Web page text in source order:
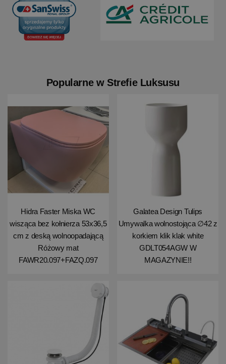
Popularne w Strefie Luksusu
Hidra Faster Miska WC
wisząca bez kołnierza 53x36,5
cm z deską wolnoopadającą
Różowy mat
FAWR20.097+FAZQ.097
Galatea Design Tulips
Umywalka wolnostojąca ∅42 z
korkiem klik klak white
GDLT054AGW W
MAGAZYNIE!!